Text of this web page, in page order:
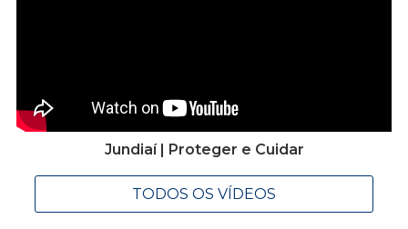
Jundiaí | Proteger e Cuidar
TODOS OS VÍDEOS